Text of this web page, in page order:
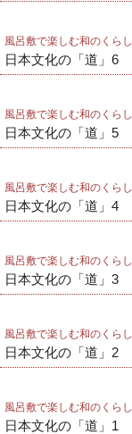
風呂敷で楽しむ和のくら
日本文化の「道」6
風呂敷で楽しむ和のくら
日本文化の「道」5
風呂敷で楽しむ和のくら
日本文化の「道」4
風呂敷で楽しむ和のくら
日本文化の「道」3
風呂敷で楽しむ和のくら
日本文化の「道」
風呂敷で楽しむ和のくら
日本文化の「道」1